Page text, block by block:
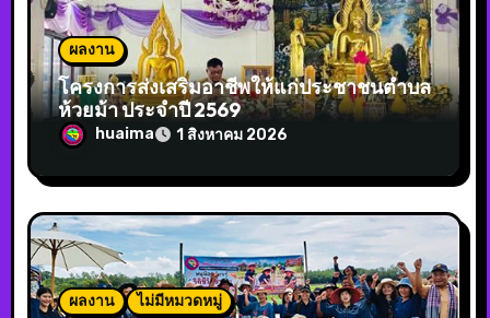
ผลงาน
โครงการส่งเสริมอาชีพให้แก่ประชาชนตำบล
ห้วยม้า ประจำปี 2569
huaima 1 สิงหาคม 2026
ผลงาน ไม่มีหมวดหมู่